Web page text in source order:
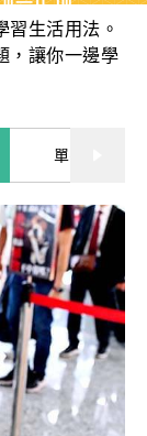
習生活用法。
，讓你一邊學
單字·俚語·